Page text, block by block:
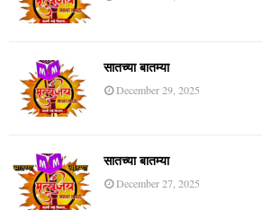
सातच्या बातम्या
December 29, 2025
सातच्या बातम्या
December 27, 2025